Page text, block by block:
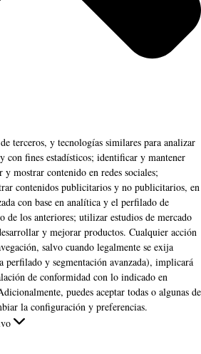
terceros, y tecnologías similares para analizar
con fines estadísticos; identificar y mantener
y mostrar contenido en redes sociales;
contenidos publicitarios y no publicitarios, en
con base en analítica y el perfilado de
de los anteriores; utilizar estudios de mercado
y mejorar productos. Cualquier acción
salvo cuando legalmente se exija
y segmentación avanzada), implicará
de conformidad con lo indicado en
puedes aceptar todas o algunas de
la configuración y preferencias.